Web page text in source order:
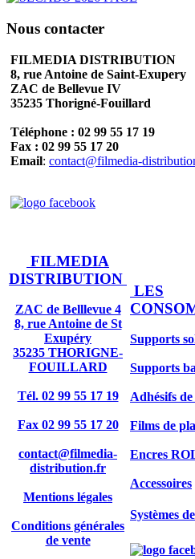
Nous contacter
FILMEDIA DISTRIBUTION
8, rue Antoine de Saint-Exupery
ZAC de Bellevue IV
35235 Thorigné-Fouillard
Téléphone : 02 99 55 17 19
Fax : 02 99 55 17 20
Email: contact@filmedia-
FILMEDIA
DISTRIBUTION
ZAC de Belllevue 4
8, rue Antoine de St
Exupéry
35235 THORIGNE-
FOUILLARD
Tél. 02 99 55 17 19
Fax 02 99 55 17 20
contact@filmedia-
distribution.fr
Mentions légales
Conditions générales
de vente
LES
Supports
Supports
Adhésifs
Films de
Encres
Accessoires
Systèmes